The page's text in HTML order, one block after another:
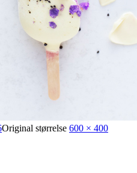
Original størrelse 600 × 400